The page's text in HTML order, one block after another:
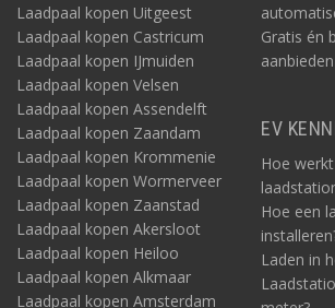
Laadpaal kopen Uitgeest
Laadpaal kopen Castricum
Laadpaal kopen IJmuiden
Laadpaal kopen Velsen
Laadpaal kopen Assendelft
Laadpaal kopen Zaandam
Laadpaal kopen Krommenie
Laadpaal kopen Wormerveer
Laadpaal kopen Zaanstad
Laadpaal kopen Akersloot
Laadpaal kopen Heiloo
Laadpaal kopen Alkmaar
Laadpaal kopen Amsterdam
Gratis én
aanbieden
EV
Hoe
Hoe een
Laden in